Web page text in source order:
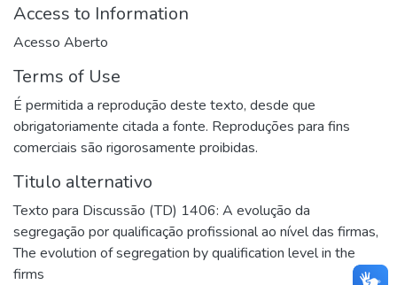
Access to Information
Acesso Aberto
Terms of Use
É permitida a reprodução deste texto, desde que
obrigatoriamente citada a fonte. Reproduções para fins
comerciais são rigorosamente proibidas.
Titulo alternativo
Texto para Discussão (TD) 1406: A evolução da
segregação por qualificação profissional ao nível das firmas,
The evolution of segregation by qualification level in the
firms